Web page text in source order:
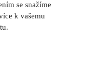
se snažíme
k vašemu